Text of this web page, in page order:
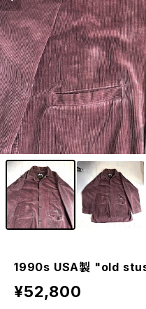
1990s USA製 "old
¥52,800